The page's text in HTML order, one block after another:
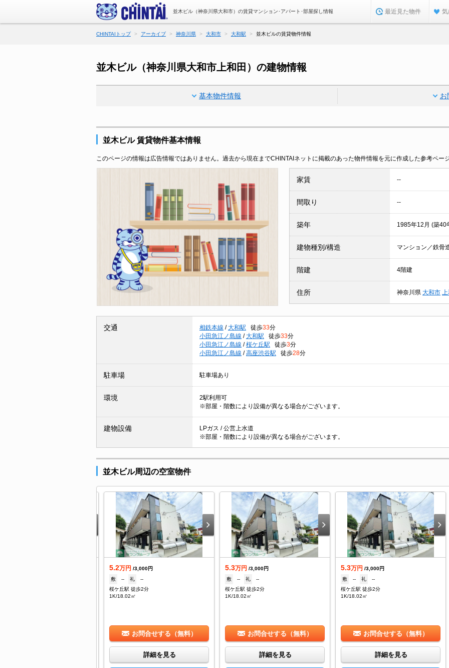
並木ビル（神奈川県大和市）の賃貸マンション･アパート･部屋探し情報 最近見た物件 気
CHINTAIトップ アーカイブ 神奈川県 大和市 大和駅 並木ビルの賃貸物件情報
並木ビル（神奈川県大和市上和田）の建物情報
基本物件情報 お
並木ビル 賃貸物件基本情報
このページの情報は広告情報ではありません。過去から現在までCHINTAIネットに掲載のあった物件情報を元に作成した参考ページ
家賃 --
間取り --
築年 1985年12月 (築40
建物種別/構造 マンション／鉄骨
階建 4階建
住所 神奈川県 大和市
交通 相鉄本線 / 大和駅 徒歩33分
小田急江ノ島線 / 大和駅 徒歩33分
小田急江ノ島線 / 桜ケ丘駅 徒歩3分
小田急江ノ島線 / 高座渋谷駅 徒歩28分
駐車場 駐車場あり
環境
2駅利用可
※部屋・階数により設備が異なる場合がございます。
建物設備
LPガス / 公営上水道
※部屋・階数により設備が異なる場合がございます。
並木ビル周辺の空室物件
5.2万円 /3,000円
敷
-- 礼
--
桜ケ丘駅 徒歩2分
1K/18.02㎡
お問合せする（無料）
詳細を見る
5.3万円 /3,000円
敷
-- 礼
--
桜ケ丘駅 徒歩2分
1K/18.02㎡
お問合せする（無料）
詳細を見る
5.3万円 /3,000円
敷
-- 礼
--
桜ケ丘駅 徒歩2分
1K/18.02㎡
お問合せする（無料）
詳細を見る